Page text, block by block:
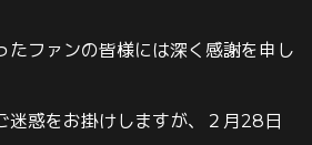
たファンの皆様には深く感謝を申し
す。
迷惑をお掛けしますが、２月28日